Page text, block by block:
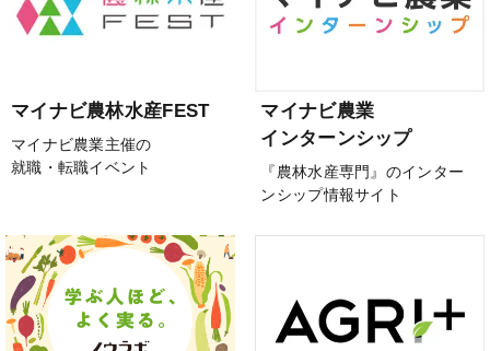
マイナビ農林水産FEST
マイナビ農業主催の
就職・転職イベント
マイナビ農業
インターンシップ
『農林水産専門』のインター
ンシップ情報サイト